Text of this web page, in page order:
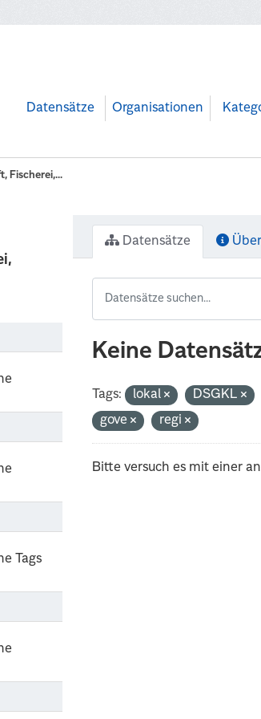
Datensätze Organisationen
Fischerei,...
Tags
Datensätze
Keine
Tags: lokal DSGKL
gove
regi
Bitte versuch es mit einer